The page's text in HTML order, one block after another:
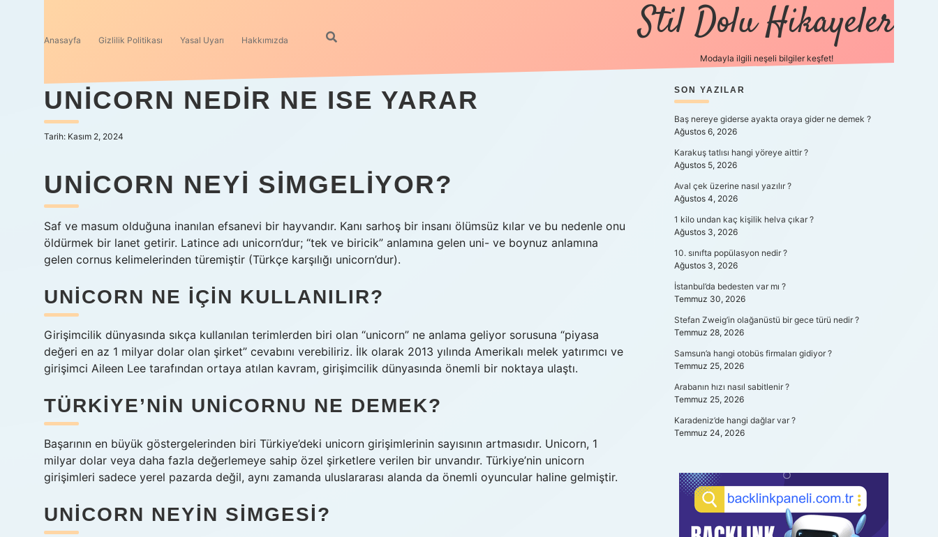
Anasayfa Gizlilik Politikası Yasal Uyarı Hakkımızda Stil Dolu Hikayeler
Modayla ilgili neşeli bilgiler keşfet!
UNICORN NEDIR NE ISE YARAR
Tarih: Kasım 2, 2024
UNICORN NEYI SIMGELIYOR?
Saf ve masum olduğuna inanılan efsanevi bir hayvandır. Kanı sarhoş bir insanı ölümsüz kılar ve bu nedenle onu
öldürmek bir lanet getirir. Latince adı unicorn’dur; “tek ve biricik” anlamına gelen uni- ve boynuz anlamına
gelen cornus kelimelerinden türemiştir (Türkçe karşılığı unicorn’dur).
UNICORN NE IÇIN KULLANILIR?
Girişimcilik dünyasında sıkça kullanılan terimlerden biri olan “unicorn” ne anlama geliyor sorusuna “piyasa
değeri en az 1 milyar dolar olan şirket” cevabını verebiliriz. İlk olarak 2013 yılında Amerikalı melek yatırımcı ve
girişimci Aileen Lee tarafından ortaya atılan kavram, girişimcilik dünyasında önemli bir noktaya ulaştı.
TÜRKIYE’NIN UNICORNU NE DEMEK?
Başarının en büyük göstergelerinden biri Türkiye’deki unicorn girişimlerinin sayısının artmasıdır. Unicorn, 1
milyar dolar veya daha fazla değerlemeye sahip özel şirketlere verilen bir unvandır. Türkiye’nin unicorn
girişimleri sadece yerel pazarda değil, aynı zamanda uluslararası alanda da önemli oyuncular haline gelmiştir.
UNICORN NEYIN SIMGESI?
SIDEBAR
SON YAZILAR
Baş nereye giderse ayakta oraya gider ne demek ?
Ağustos 6, 2026
Karakuş tatlısı hangi yöreye aittir ?
Ağustos 5, 2026
Aval çek üzerine nasıl yazılır ?
Ağustos 4, 2026
1 kilo undan kaç kişilik helva çıkar ?
Ağustos 3, 2026
10. sınıfta popülasyon nedir ?
Ağustos 3, 2026
İstanbul’da bedesten var mı ?
Temmuz 30, 2026
Stefan Zweig’in olağanüstü bir gece türü nedir ?
Temmuz 28, 2026
Samsun’a hangi otobüs firmaları gidiyor ?
Temmuz 25, 2026
Arabanın hızı nasıl sabitlenir ?
Temmuz 25, 2026
Karadeniz’de hangi dağlar var ?
Temmuz 24, 2026